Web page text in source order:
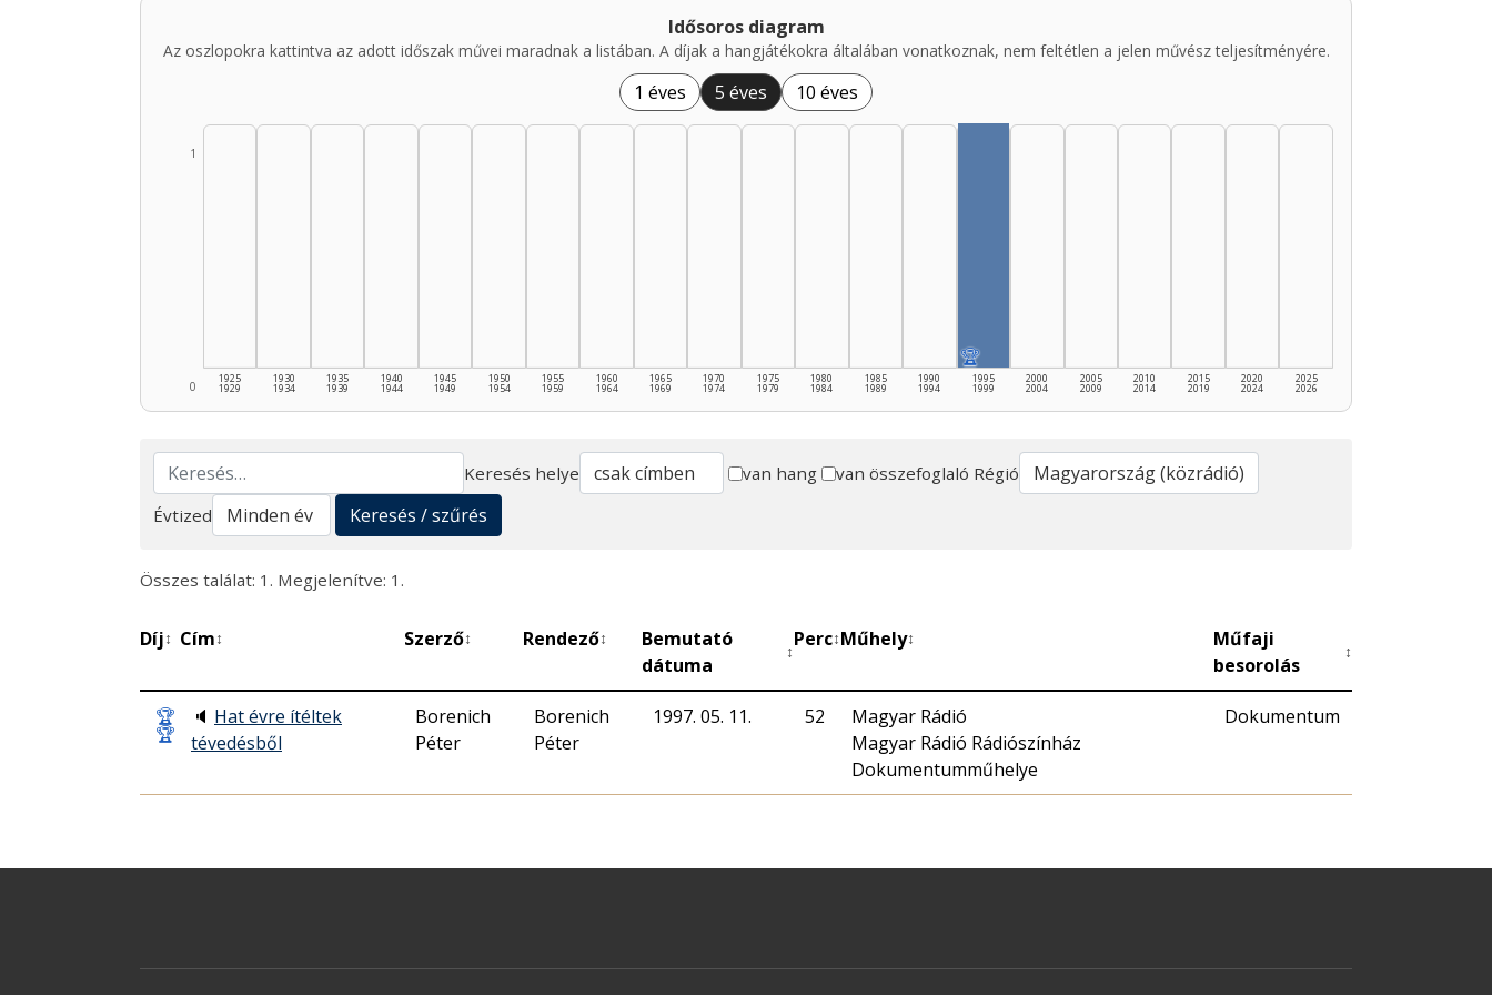
Idősoros diagram
Az oszlopokra kattintva az adott időszak művei maradnak a listában. A díjak a hangjátékokra általában vonatkoznak, nem feltétlen a jelen művész teljesítményére.
1 éves 5 éves 10 éves
0
1
1925
1929
1930
1934
1935
1939
1940
1944
1945
1949
1950
1954
1955
1959
1960
1964
1965
1969
1970
1974
1975
1979
1980
1984
1985
1989
1990
1994
🏆
1995
1999
2000
2004
2005
2009
2010
2014
2015
2019
2020
2024
2025
2026
Keresés
Keresés helye van hang van összefoglaló Régió
Évtized
Keresés / szűrés
Összes találat: 1. Megjelenítve: 1.
Díj↕ Cím↕ Szerző↕ Rendező↕
Bemutató
dátuma
↕
Perc↕Műhely↕
Műfaji
besorolás
↕
🏆
🏆
🔈 Hat évre ítéltek
tévedésből
Borenich
Péter
Borenich
Péter
1997. 05. 11. 52
Magyar Rádió
Magyar Rádió Rádiószínház
Dokumentumműhelye
Dokumentum